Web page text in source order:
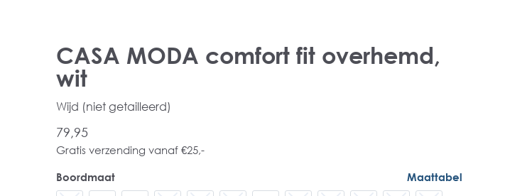
CASA MODA comfort fit overhemd,
wit
Wijd (niet getailleerd)
79,95
Gratis verzending vanaf €25,-
Boordmaat
Maattabel